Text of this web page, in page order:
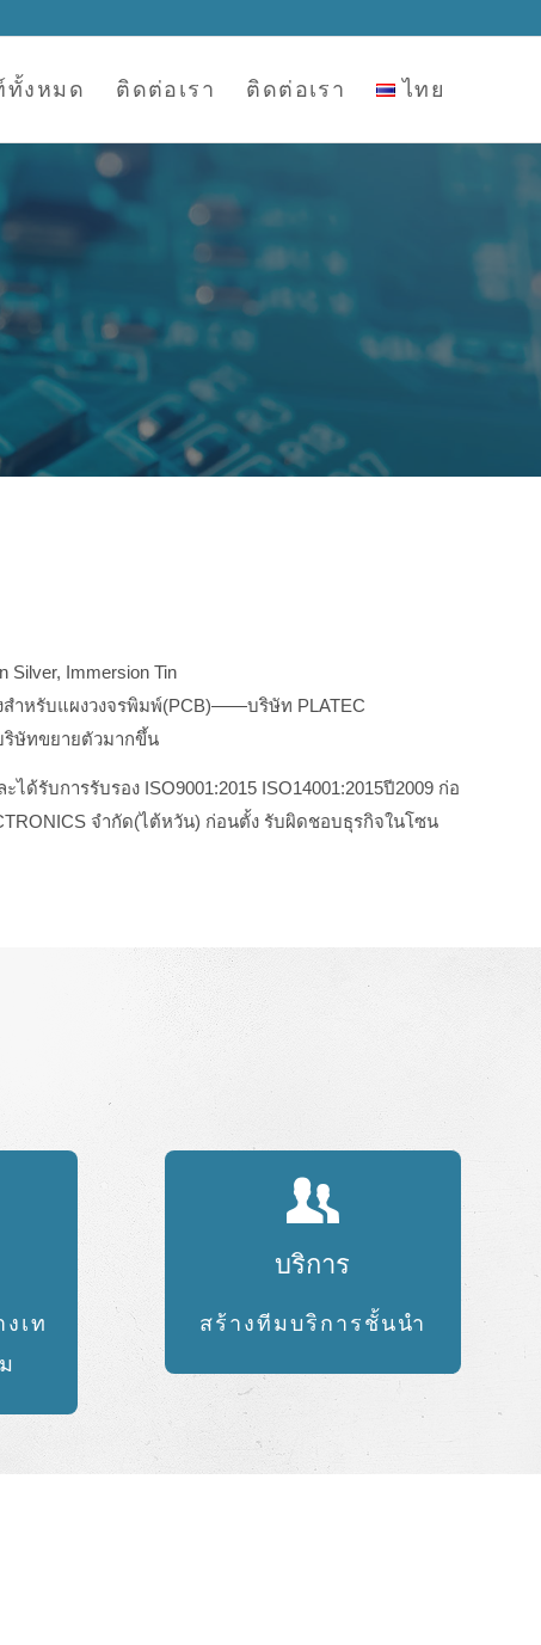
งหมด ติดต่อเรา ติดต่อเรา ไทย
Immersion Tin
ำหรับแผงวงจรพิมพ์(PCB)——บริษัท PLATEC
ริษัทขยายตัวมากขึ้น
บการรับรอง ISO9001:2015 ISO14001:2015ปี2009 ก่อ
จำกัด(ไต้หวัน) ก่อนตั้ง รับผิดชอบธุรกิจในโซน
เท
บริการ
สร้างทีมบริการชั้นนำ